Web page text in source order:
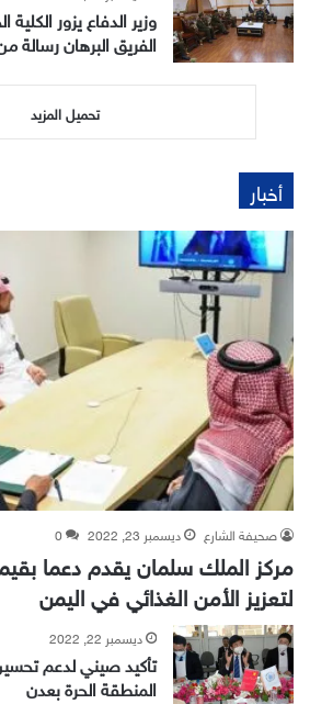
وزير الدفاع يزور
الفريق البرهان رسالة
تحميل المزيد
أخبار
صحيفة الشارع ديسمبر 23, 2022 0
لتعزيز الأمن الغذائي في اليمن
ديسمبر 22, 2022
تأكيد صيني لدعم
المنطقة الحرة بعدن